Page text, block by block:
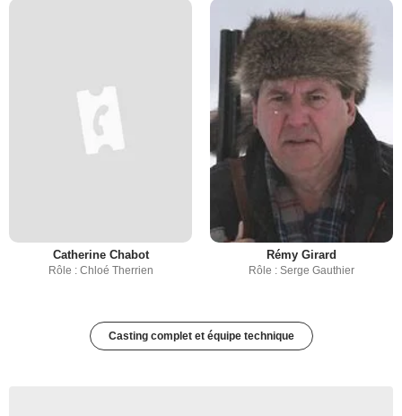
Catherine Chabot
Rôle : Chloé Therrien
Rémy Girard
Rôle : Serge Gauthier
Casting complet et équipe technique